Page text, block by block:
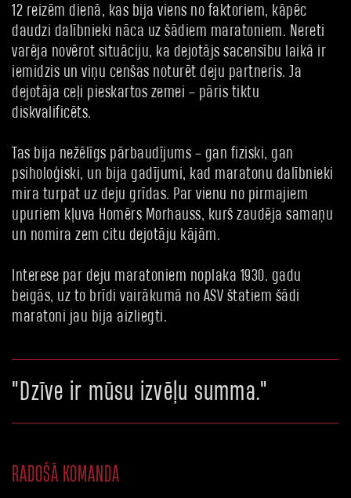
12 reizēm dienā, kas bija viens no faktoriem, kāpēc
daudzi dalībnieki nāca uz šādiem maratoniem. Nereti
varēja novērot situāciju, ka dejotājs sacensību laikā ir
iemidzis un viņu cenšas noturēt deju partneris. Ja
dejotāja ceļi pieskartos zemei – pāris tiktu
diskvalificēts.
Tas bija nežēlīgs pārbaudījums – gan fiziski, gan
psiholoģiski, un bija gadījumi, kad maratonu dalībnieki
mira turpat uz deju grīdas. Par vienu no pirmajiem
upuriem kļuva Homērs Morhauss, kurš zaudēja samaņu
un nomira zem citu dejotāju kājām.
Interese par deju maratoniem noplaka 1930. gadu
beigās, uz to brīdi vairākumā no ASV štatiem šādi
maratoni jau bija aizliegti.
"Dzīve ir mūsu izvēļu summa."
RADOŠĀ KOMANDA